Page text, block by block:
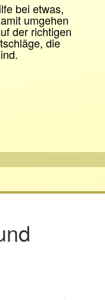
bei etwas,
umgehen
der richtigen
die